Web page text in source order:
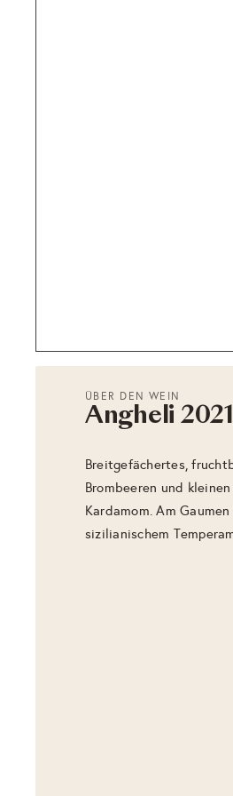
ÜBER DEN WEIN
Angheli 2021
Breitgefächertes,
Brombeeren und
Kardamom. Am
sizilianischem